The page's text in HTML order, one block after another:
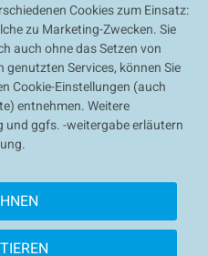
Cookies zum Einsatz:
zu Marketing-Zwecken. Sie
auch ohne das Setzen von
genutzten Services, können Sie
Cookie-Einstellungen (auch
entnehmen. Weitere
ggfs. -weitergabe erläutern